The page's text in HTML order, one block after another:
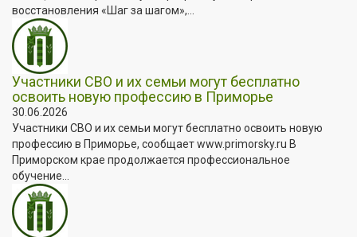
восстановления «Шаг за шагом»,...
Участники СВО и их семьи могут бесплатно
освоить новую профессию в Приморье
30.06.2026
Участники СВО и их семьи могут бесплатно освоить новую
профессию в Приморье, сообщает www.primorsky.ru В
Приморском крае продолжается профессиональное
обучение...